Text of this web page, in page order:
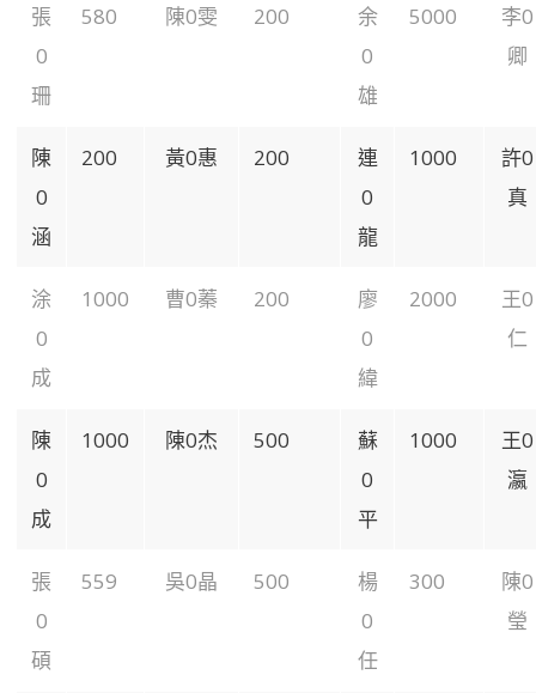
張
0
珊
580 陳0雯 200
余
0
雄
5000
李0
卿
陳
0
涵
200 黃0惠 200
連
0
龍
1000
許0
真
涂
0
成
1000 曹0蓁 200
廖
0
緯
2000
王0
仁
陳
0
成
1000 陳0杰 500
蘇
0
平
1000
王0
瀛
張
0
碩
559 吳0晶 500
楊
0
任
300
陳0
瑩